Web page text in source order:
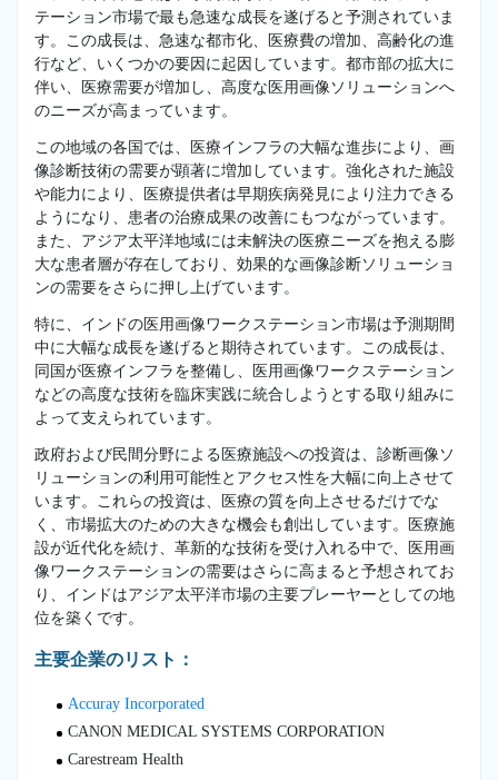
テーション市場で最も急速な成長を遂げると予測されていま
す。この成長は、急速な都市化、医療費の増加、高齢化の進
行など、いくつかの要因に起因しています。都市部の拡大に
伴い、医療需要が増加し、高度な医用画像ソリューションへ
のニーズが高まっています。
この地域の各国では、医療インフラの大幅な進歩により、画
像診断技術の需要が顕著に増加しています。強化された施設
や能力により、医療提供者は早期疾病発見により注力できる
ようになり、患者の治療成果の改善にもつながっています。
また、アジア太平洋地域には未解決の医療ニーズを抱える膨
大な患者層が存在しており、効果的な画像診断ソリューショ
ンの需要をさらに押し上げています。
特に、インドの医用画像ワークステーション市場は予測期間
中に大幅な成長を遂げると期待されています。この成長は、
同国が医療インフラを整備し、医用画像ワークステーション
などの高度な技術を臨床実践に統合しようとする取り組みに
よって支えられています。
政府および民間分野による医療施設への投資は、診断画像ソ
リューションの利用可能性とアクセス性を大幅に向上させて
います。これらの投資は、医療の質を向上させるだけでな
く、市場拡大のための大きな機会も創出しています。医療施
設が近代化を続け、革新的な技術を受け入れる中で、医用画
像ワークステーションの需要はさらに高まると予想されてお
り、インドはアジア太平洋市場の主要プレーヤーとしての地
位を築くです。
主要企業のリスト：
Accuray Incorporated
CANON MEDICAL SYSTEMS CORPORATION
Carestream Health